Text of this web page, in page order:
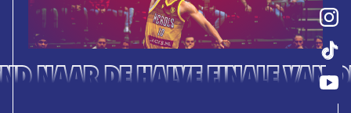
TICKETS
WEBSHOP
NAAR DE HALVE FINALE VAN